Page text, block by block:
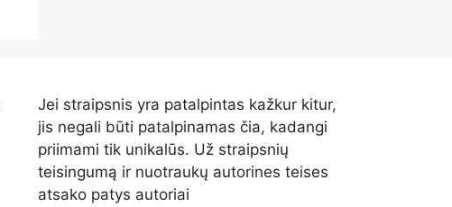
Jei straipsnis yra patalpintas kažkur kitur,
jis negali būti patalpinamas čia, kadangi
priimami tik unikalūs. Už straipsnių
teisingumą ir nuotraukų autorines teises
atsako patys autoriai